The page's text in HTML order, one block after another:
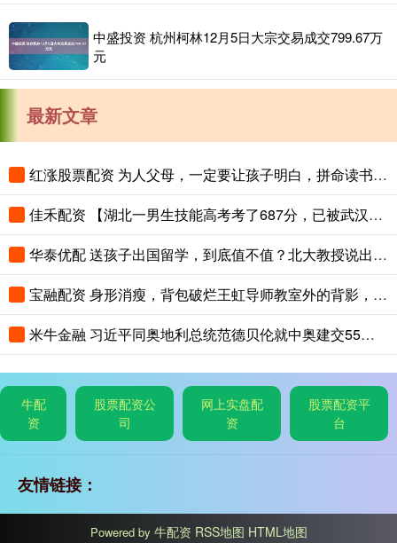
中盛投资 杭州柯林12月5日大宗交易成交799.67万
元
最新文章
红涨股票配资 为人父母，一定要让孩子明白，拼命读书，是在给三代人铺路
佳禾配资 【湖北一男生技能高考考了687分，已被武汉职业技术大学录取，查到录取
华泰优配 送孩子出国留学，到底值不值？北大教授说出了真相
宝融配资 身形消瘦，背包破烂王虹导师教室外的背影，看的多少教授汗颜
米牛金融 习近平同奥地利总统范德贝伦就中奥建交55周年互致贺电
牛配
资
股票配资公
司
网上实盘配
资
股票配资平
台
友情链接：
Powered by 牛配资 RSS地图 HTML地图